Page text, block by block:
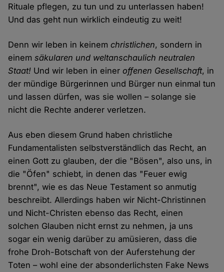
Rituale pflegen, zu tun und zu unterlassen haben!
Und das geht nun wirklich eindeutig zu weit!
Denn wir leben in keinemchristlichen, sondern in
einemsäkularen und weltanschaulich neutralen
Staat! Und wir leben in eineroffenen Gesellschaft, in
der mündige Bürgerinnen und Bürger nun einmal tun
und lassen dürfen, was sie wollen – solange sie
nicht die Rechte anderer verletzen.
Aus eben diesem Grund haben christliche
Fundamentalisten selbstverständlich das Recht, an
einen Gott zu glauben, der die "Bösen", also uns, in
die "Öfen" schiebt, in denen das "Feuer ewig
brennt", wie es das Neue Testament so anmutig
beschreibt. Allerdings haben wir Nicht-Christinnen
und Nicht-Christen ebenso das Recht, einen
solchen Glauben nicht ernst zu nehmen, ja uns
sogar ein wenig darüber zu amüsieren, dass die
frohe Droh-Botschaft von der Auferstehung der
Toten – wohl eine der absonderlichsten Fake News